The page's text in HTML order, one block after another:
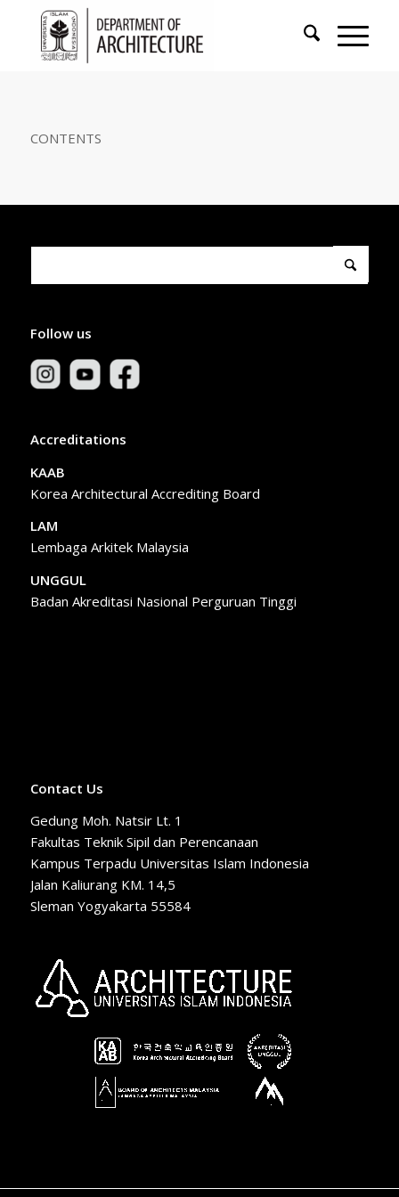
CONTENTS
Follow us
Accreditations
KAAB
Korea Architectural Accrediting Board
LAM
Lembaga Arkitek Malaysia
UNGGUL
Badan Akreditasi Nasional Perguruan Tinggi
Contact Us
Gedung Moh. Natsir Lt. 1
Fakultas Teknik Sipil dan Perencanaan
Kampus Terpadu Universitas Islam Indonesia
Jalan Kaliurang KM. 14,5
Sleman Yogyakarta 55584